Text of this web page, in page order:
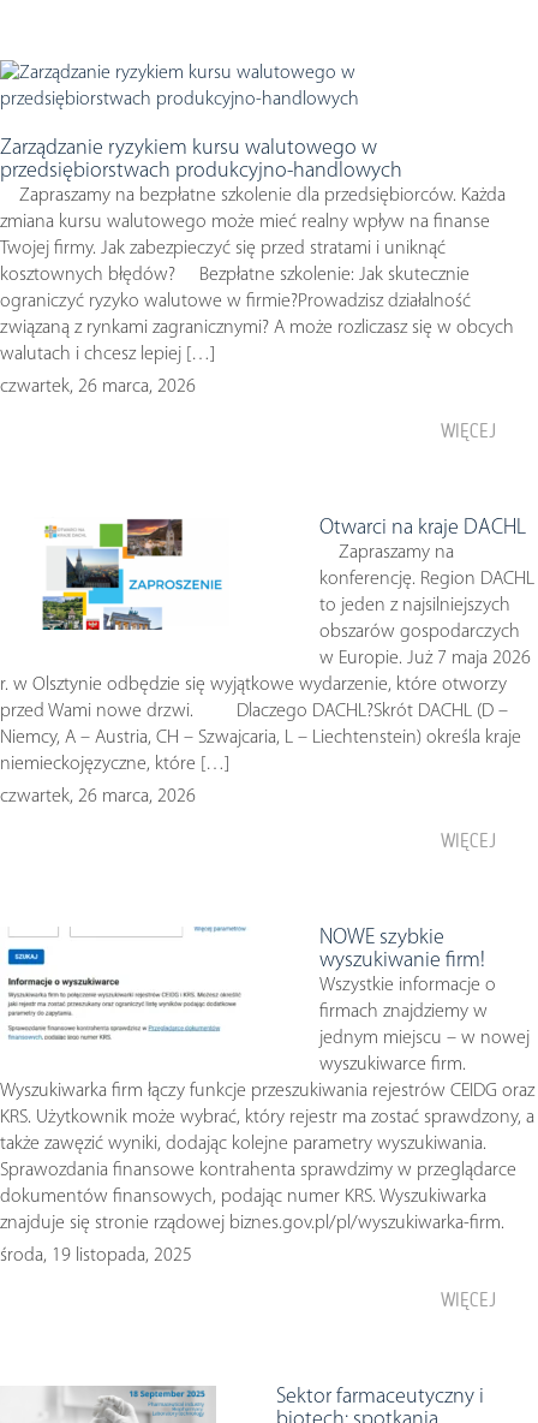
Zarządzanie ryzykiem kursu walutowego w
przedsiębiorstwach produkcyjno-handlowych
Zapraszamy na bezpłatne szkolenie dla przedsiębiorców. Każda
zmiana kursu walutowego może mieć realny wpływ na finanse
Twojej firmy. Jak zabezpieczyć się przed stratami i uniknąć
kosztownych błędów? Bezpłatne szkolenie: Jak skutecznie
ograniczyć ryzyko walutowe w firmie?Prowadzisz działalność
związaną z rynkami zagranicznymi? A może rozliczasz się w obcych
walutach i chcesz lepiej […]
czwartek, 26 marca, 2026
WIĘCEJ
Otwarci na kraje DACHL
Zapraszamy na
konferencję. Region DACHL
to jeden z najsilniejszych
obszarów gospodarczych
w Europie. Już 7 maja 2026
r. w Olsztynie odbędzie się wyjątkowe wydarzenie, które otworzy
przed Wami nowe drzwi. Dlaczego DACHL?Skrót DACHL (D –
Niemcy, A – Austria, CH – Szwajcaria, L – Liechtenstein) określa kraje
niemieckojęzyczne, które […]
czwartek, 26 marca, 2026
WIĘCEJ
NOWE szybkie
wyszukiwanie firm!
Wszystkie informacje o
firmach znajdziemy w
jednym miejscu – w nowej
wyszukiwarce firm.
Wyszukiwarka firm łączy funkcje przeszukiwania rejestrów CEIDG oraz
KRS. Użytkownik może wybrać, który rejestr ma zostać sprawdzony, a
także zawęzić wyniki, dodając kolejne parametry wyszukiwania.
Sprawozdania finansowe kontrahenta sprawdzimy w przeglądarce
dokumentów finansowych, podając numer KRS. Wyszukiwarka
znajduje się stronie rządowej biznes.gov.pl/pl/wyszukiwarka-firm.
środa, 19 listopada, 2025
WIĘCEJ
Sektor farmaceutyczny i